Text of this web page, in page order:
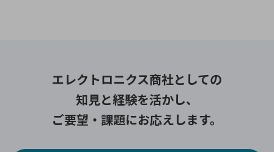
エレクトロニクス商社としての
知見と経験を活かし、
ご要望・課題にお応えします。